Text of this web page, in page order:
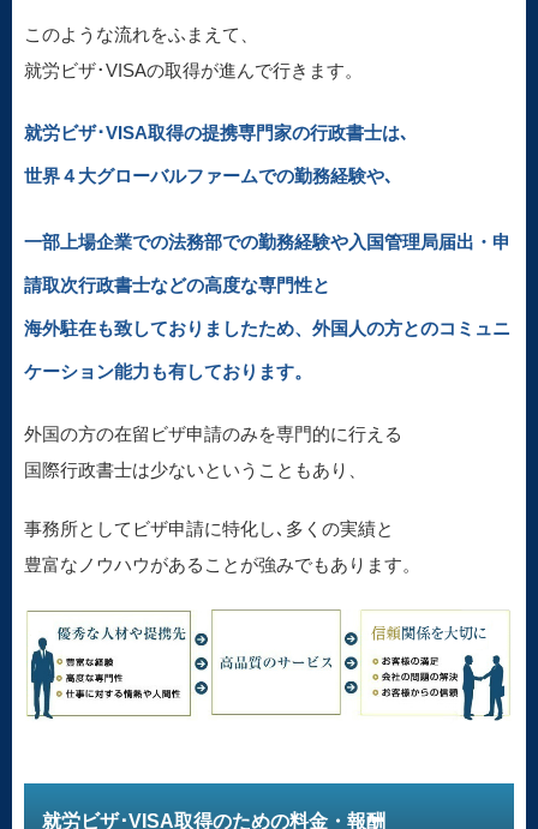
このような流れをふまえて、
就労ビザ･VISAの取得が進んで行きます。
就労ビザ･VISA取得の提携専門家の行政書士は､
世界４大グローバルファームでの勤務経験や､
一部上場企業での法務部での勤務経験や入国管理局届出・申
請取次行政書士などの高度な専門性と
海外駐在も致しておりましたため、外国人の方とのコミュニ
ケーション能力も有しております。
外国の方の在留ビザ申請のみを専門的に行える
国際行政書士は少ないということもあり、
事務所としてビザ申請に特化し､多くの実績と
豊富なノウハウがあることが強みでもあります。
就労ビザ･VISA取得のための料金・報酬